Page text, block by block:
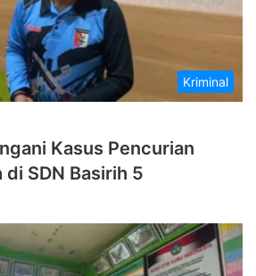
Kriminal
Kasus Pencurian
SDN Basirih 5